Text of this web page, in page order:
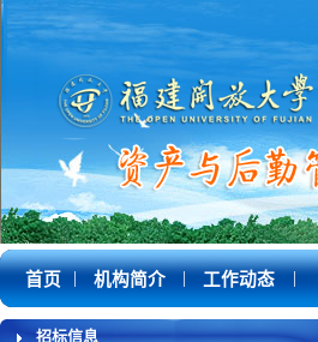
首页 | 机构简介 | 工作动态 |
招标信息